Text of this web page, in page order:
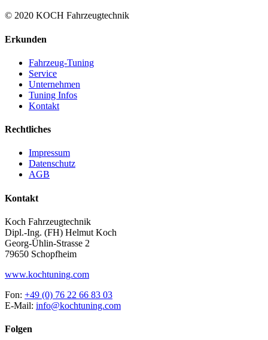
© 2020 KOCH Fahrzeugtechnik
Erkunden
Fahrzeug-Tuning
Service
Unternehmen
Tuning Infos
Kontakt
Rechtliches
Impressum
Datenschutz
AGB
Kontakt
Koch Fahrzeugtechnik
Dipl.-Ing. (FH) Helmut Koch
Georg-Ühlin-Strasse 2
79650 Schopfheim
www.kochtuning.com
Fon: +49 (0) 76 22 66 83 03
E-Mail: info@kochtuning.com
Folgen